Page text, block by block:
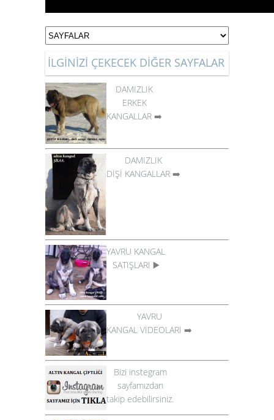
İLGİNİZİ ÇEKECEK DİĞER SAYFALAR
DAMIZLIK
ERKEK
KANGALLAR ➡️
DAMIZLIK
DİŞİ KANGALLAR ➡️
YAVRU KANGAL
SATIŞLARI ▶️
YAVRU
KANGAL VİDEOLARI ➡️
Bizi instegram
sayfamızdan
takip edebilirsiniz.